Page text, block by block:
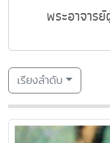
พระอาจาร
เรียงลำดับ